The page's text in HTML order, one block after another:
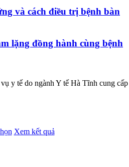
và cách điều trị bệnh bàn
lặng đồng hành cùng bệnh
y tế do ngành Y tế Hà Tĩnh cung cấp
Xem kết quả